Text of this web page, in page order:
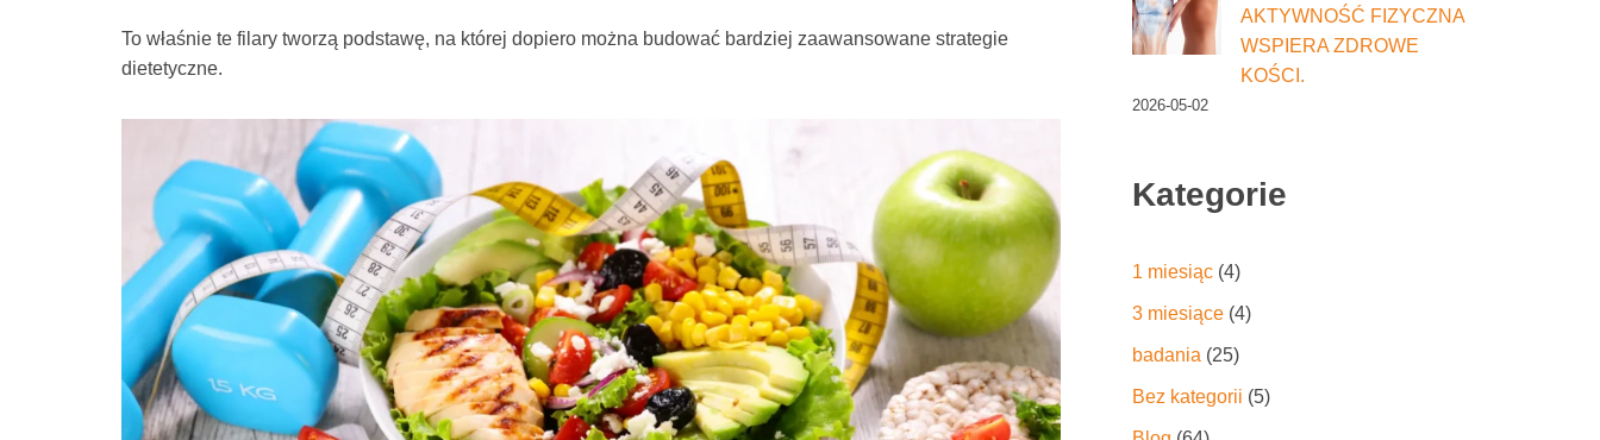
To właśnie te filary tworzą podstawę, na której dopiero można budować bardziej zaawansowane strategie
dietetyczne.
AKTYWNOŚĆ FIZYCZNA
WSPIERA ZDROWE
KOŚCI.
2026-05-02
Kategorie
1 miesiąc (4)
3 miesiące (4)
badania (25)
Bez kategorii (5)